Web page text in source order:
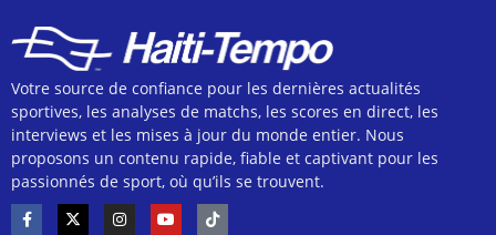
Votre source de confiance pour les dernières actualités
sportives, les analyses de matchs, les scores en direct, les
interviews et les mises à jour du monde entier. Nous
proposons un contenu rapide, fiable et captivant pour les
passionnés de sport, où qu’ils se trouvent.